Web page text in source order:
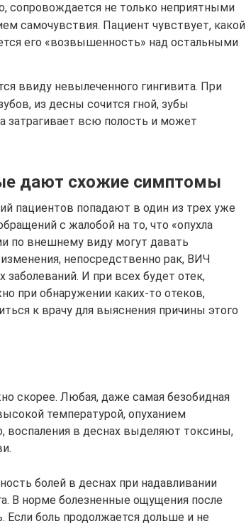
сопровождается не только неприятными
самочувствия. Пациент чувствует, какой
его «возвышенность» над остальными
ввиду невылеченного гингивита. При
из десны сочится гной, зубы
всю полость и может
дают схожие симптомы
пациентов попадают в один из трех уже
с жалобой на то, что «опухла
по внешнему виду могут давать
непосредственно рак, ВИЧ
И при всех будет отек,
при обнаружении каких-то отеков,
к врачу для выяснения причины этого
скорее. Любая, даже самая безобидная
температурой, опуханием
воспаления в деснах выделяют токсины,
болей в деснах при надавливании
В норме болезненные ощущения после
Если боль продолжается дольше и не